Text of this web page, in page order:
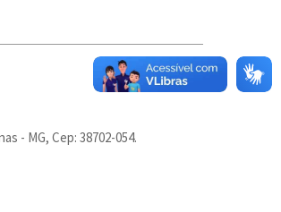
- MG, Cep: 38702-054.